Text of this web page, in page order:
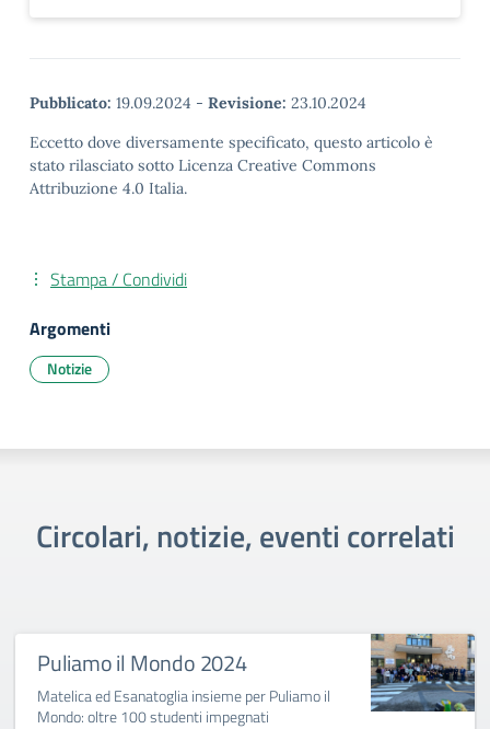
Pubblicato: 19.09.2024 - Revisione: 23.10.2024
Eccetto dove diversamente specificato, questo articolo è
stato rilasciato sotto Licenza Creative Commons
Attribuzione 4.0 Italia.
Stampa / Condividi
Argomenti
Notizie
Circolari, notizie, eventi correlati
Puliamo il Mondo 2024
Matelica ed Esanatoglia insieme per Puliamo il
Mondo: oltre 100 studenti impegnati